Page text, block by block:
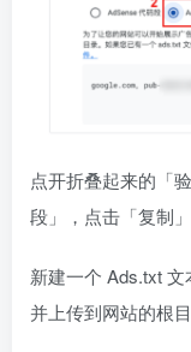
点开折叠起来的「
段」，点击「复制」
新建一个 Ads.txt
并上传到网站的根